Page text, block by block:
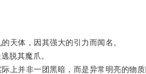
体，因其强大的引力而闻名。
脱其魔爪。
并非一团黑暗，而是异常明亮的物质